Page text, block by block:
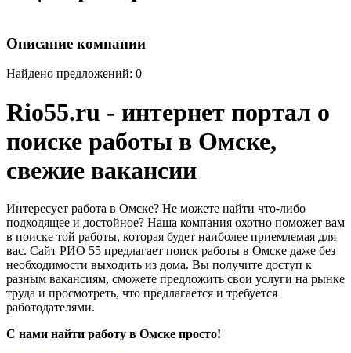
Описание компании
Найдено предложений: 0
Rio55.ru - интернет портал о
поиске работы в Омске,
свежие вакансии
Интересует работа в Омске? Не можете найти что-либо
подходящее и достойное? Наша компания охотно поможет вам
в поиске той работы, которая будет наиболее приемлемая для
вас. Сайт РИО 55 предлагает поиск работы в Омске даже без
необходимости выходить из дома. Вы получите доступ к
разным вакансиям, сможете предложить свои услуги на рынке
труда и просмотреть, что предлагается и требуется
работодателями.
С нами найти работу в Омске просто!